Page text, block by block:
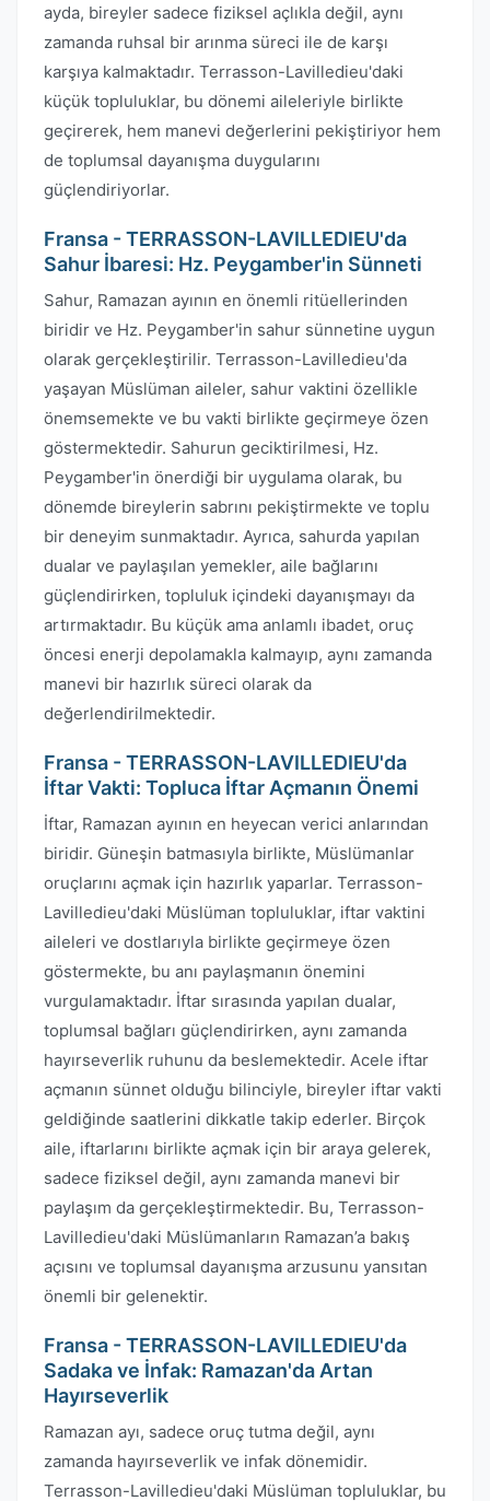
ayda, bireyler sadece fiziksel açlıkla değil, aynı
zamanda ruhsal bir arınma süreci ile de karşı
karşıya kalmaktadır. Terrasson-Lavilledieu'daki
küçük topluluklar, bu dönemi aileleriyle birlikte
geçirerek, hem manevi değerlerini pekiştiriyor hem
de toplumsal dayanışma duygularını
güçlendiriyorlar.
Fransa - TERRASSON-LAVILLEDIEU'da
Sahur İbaresi: Hz. Peygamber'in Sünneti
Sahur, Ramazan ayının en önemli ritüellerinden
biridir ve Hz. Peygamber'in sahur sünnetine uygun
olarak gerçekleştirilir. Terrasson-Lavilledieu'da
yaşayan Müslüman aileler, sahur vaktini özellikle
önemsemekte ve bu vakti birlikte geçirmeye özen
göstermektedir. Sahurun geciktirilmesi, Hz.
Peygamber'in önerdiği bir uygulama olarak, bu
dönemde bireylerin sabrını pekiştirmekte ve toplu
bir deneyim sunmaktadır. Ayrıca, sahurda yapılan
dualar ve paylaşılan yemekler, aile bağlarını
güçlendirirken, topluluk içindeki dayanışmayı da
artırmaktadır. Bu küçük ama anlamlı ibadet, oruç
öncesi enerji depolamakla kalmayıp, aynı zamanda
manevi bir hazırlık süreci olarak da
değerlendirilmektedir.
Fransa - TERRASSON-LAVILLEDIEU'da
İftar Vakti: Topluca İftar Açmanın Önemi
İftar, Ramazan ayının en heyecan verici anlarından
biridir. Güneşin batmasıyla birlikte, Müslümanlar
oruçlarını açmak için hazırlık yaparlar. Terrasson-
Lavilledieu'daki Müslüman topluluklar, iftar vaktini
aileleri ve dostlarıyla birlikte geçirmeye özen
göstermekte, bu anı paylaşmanın önemini
vurgulamaktadır. İftar sırasında yapılan dualar,
toplumsal bağları güçlendirirken, aynı zamanda
hayırseverlik ruhunu da beslemektedir. Acele iftar
açmanın sünnet olduğu bilinciyle, bireyler iftar vakti
geldiğinde saatlerini dikkatle takip ederler. Birçok
aile, iftarlarını birlikte açmak için bir araya gelerek,
sadece fiziksel değil, aynı zamanda manevi bir
paylaşım da gerçekleştirmektedir. Bu, Terrasson-
Lavilledieu'daki Müslümanların Ramazan’a bakış
açısını ve toplumsal dayanışma arzusunu yansıtan
önemli bir gelenektir.
Fransa - TERRASSON-LAVILLEDIEU'da
Sadaka ve İnfak: Ramazan'da Artan
Hayırseverlik
Ramazan ayı, sadece oruç tutma değil, aynı
zamanda hayırseverlik ve infak dönemidir.
Terrasson-Lavilledieu'daki Müslüman topluluklar, bu